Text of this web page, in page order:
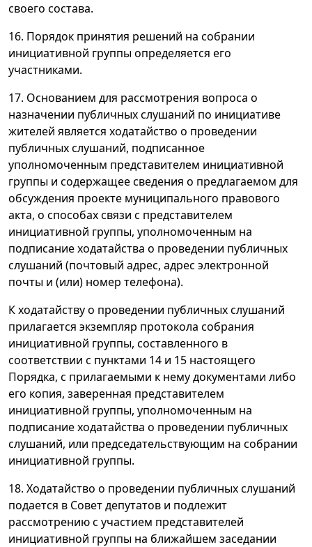
своего состава.
16. Порядок принятия решений на собрании
инициативной группы определяется его
участниками.
17. Основанием для рассмотрения вопроса о
назначении публичных слушаний по инициативе
жителей является ходатайство о проведении
публичных слушаний, подписанное
уполномоченным представителем инициативной
группы и содержащее сведения о предлагаемом для
обсуждения проекте муниципального правового
акта, о способах связи с представителем
инициативной группы, уполномоченным на
подписание ходатайства о проведении публичных
слушаний (почтовый адрес, адрес электронной
почты и (или) номер телефона).
К ходатайству о проведении публичных слушаний
прилагается экземпляр протокола собрания
инициативной группы, составленного в
соответствии с пунктами 14 и 15 настоящего
Порядка, с прилагаемыми к нему документами либо
его копия, заверенная представителем
инициативной группы, уполномоченным на
подписание ходатайства о проведении публичных
слушаний, или председательствующим на собрании
инициативной группы.
18. Ходатайство о проведении публичных слушаний
подается в Совет депутатов и подлежит
рассмотрению с участием представителей
инициативной группы на ближайшем заседании